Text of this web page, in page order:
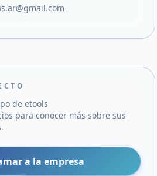
de etools
para conocer más sobre sus
a la empresa